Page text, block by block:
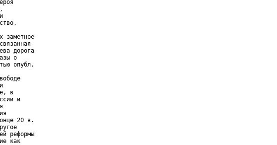
заметное
дорога
о
опубл.
в
и
20 в.
реформы
как